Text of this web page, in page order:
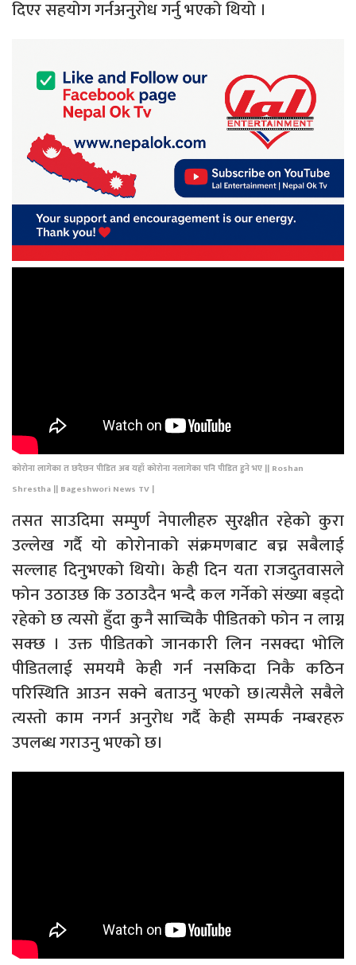
दिएर सहयोग गर्नअनुरोध गर्नु भएको थियो ।
कोरोना लागेका त छदैछन पीडित अब यहाँ कोरोना नलागेका पनि पीडित हुने भए || Roshan
Shrestha || Bageshwori News TV |
तसत साउदिमा सम्पुर्ण नेपालीहरु सुरक्षीत रहेको कुरा
उल्लेख गर्दै यो कोरोनाको संक्रमणबाट बच्न सबैलाई
सल्लाह दिनुभएको थियो। केही दिन यता राजदुतवासले
फोन उठाउछ कि उठाउदैन भन्दै कल गर्नेको संख्या बड्दो
रहेको छ त्यसो हुँदा कुनै साच्चिकै पीडितको फोन न लाग्न
सक्छ । उक्त पीडितको जानकारी लिन नसक्दा भोलि
पीडितलाई समयमै केही गर्न नसकिदा निकै कठिन
परिस्थिति आउन सक्ने बताउनु भएको छ।त्यसैले सबैले
त्यस्तो काम नगर्न अनुरोध गर्दै केही सम्पर्क नम्बरहरु
उपलब्ध गराउनु भएको छ।